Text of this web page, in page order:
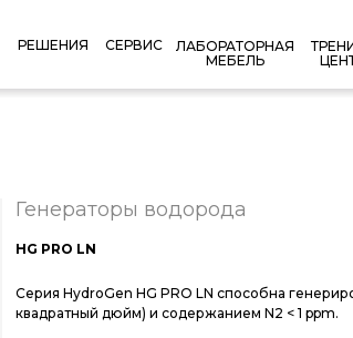
РЕШЕНИЯ СЕРВИС
ЛАБОРАТОРНАЯ
МЕБЕЛЬ
Серия HydroGen HG PRO LN способна
квадратный дюйм) и содержанием N2 < 1 ppm.
HG PRO LN
Генераторы водорода